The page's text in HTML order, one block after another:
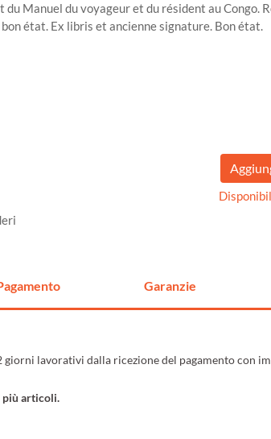
Manuel du voyageur et du résident au Congo.
état. Ex libris et ancienne signature. Bon état.
Garanzie
giorni lavorativi dalla ricezione del pagamento con
più articoli.